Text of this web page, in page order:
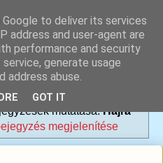
mutatása:Hajrá
megjelenítése
to deliver its services
address and user-agent are
performance and security
generate usage
abuse.
GOT IT